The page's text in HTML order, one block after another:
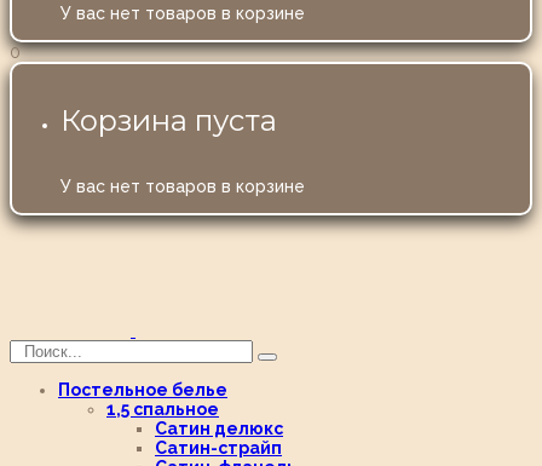
У вас нет товаров в корзине
0
Корзина пуста
У вас нет товаров в корзине
Постельное белье
1,5 спальное
Сатин делюкс
Сатин-страйп